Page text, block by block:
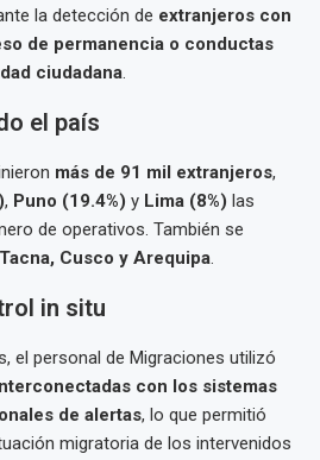
la detección de extranjeros con
de permanencia o conductas
ciudadana.
el país
más de 91 mil extranjeros,
, Puno (19.4%) y Lima (8%) las
de operativos. También se
Tacna, Cusco y Arequipa.
in situ
el personal de Migraciones utilizó
con los sistemas
de alertas, lo que permitió
migratoria de los intervenidos